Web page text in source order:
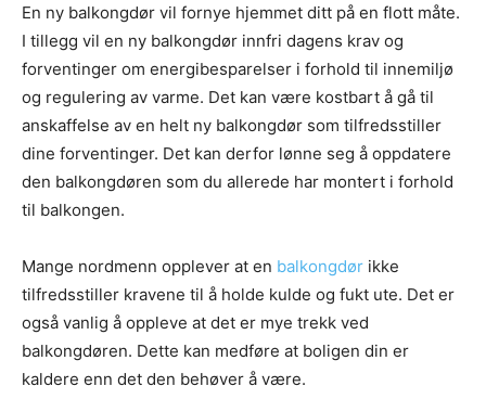
En ny balkongdør vil fornye hjemmet ditt på en flott måte.
I tillegg vil en ny balkongdør innfri dagens krav og
forventinger om energibesparelser i forhold til innemiljø
og regulering av varme. Det kan være kostbart å gå til
anskaffelse av en helt ny balkongdør som tilfredsstiller
dine forventinger. Det kan derfor lønne seg å oppdatere
den balkongdøren som du allerede har montert i forhold
til balkongen.
Mange nordmenn opplever at en balkongdør ikke
tilfredsstiller kravene til å holde kulde og fukt ute. Det er
også vanlig å oppleve at det er mye trekk ved
balkongdøren. Dette kan medføre at boligen din er
kaldere enn det den behøver å være.